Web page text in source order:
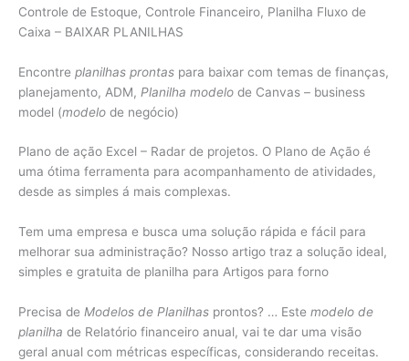
Controle de Estoque, Controle Financeiro, Planilha Fluxo de
Caixa – BAIXAR PLANILHAS
Encontre planilhas prontas para baixar com temas de finanças,
planejamento, ADM, Planilha modelo de Canvas – business
model (modelo de negócio)
Plano de ação Excel – Radar de projetos. O Plano de Ação é
uma ótima ferramenta para acompanhamento de atividades,
desde as simples á mais complexas.
Tem uma empresa e busca uma solução rápida e fácil para
melhorar sua administração? Nosso artigo traz a solução ideal,
simples e gratuita de planilha para Artigos para forno
Precisa de Modelos de Planilhas prontos? … Este modelo de
planilha de Relatório financeiro anual, vai te dar uma visão
geral anual com métricas específicas, considerando receitas.